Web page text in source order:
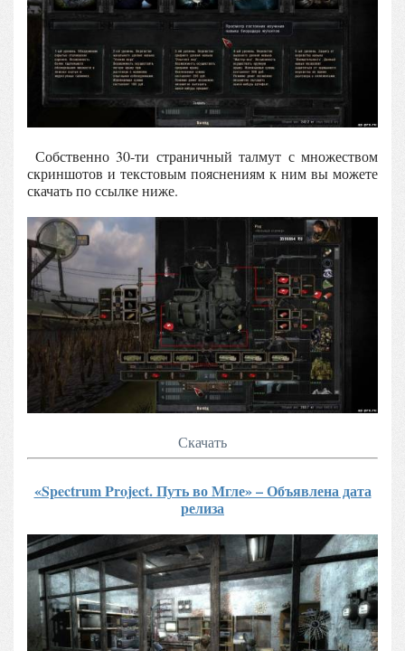
Собственно 30-ти страничный талмут с множеством
скриншотов и текстовым пояснениям к ним вы можете
скачать по ссылке ниже.
Скачать
«Spectrum Project. Путь во Мгле» – Объявлена дата
релиза